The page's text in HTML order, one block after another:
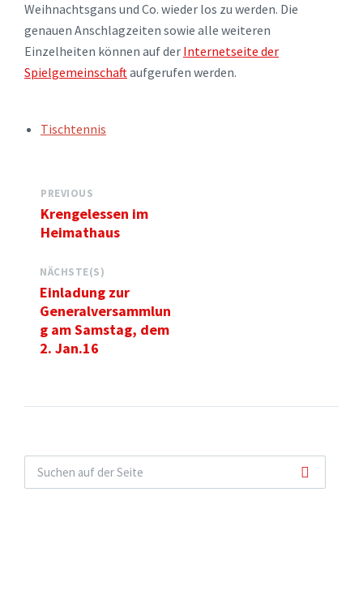
Weihnachtsgans und Co. wieder los zu werden. Die
genauen Anschlagzeiten sowie alle weiteren
Einzelheiten können auf der Internetseite der
Spielgemeinschaftaufgerufen werden.
TAGS:Tischtennis
PREVIOUS
Krengelessen im
Heimathaus
NÄCHSTE(S)
Einladung zur
Generalversammlun
g am Samstag, dem
2. Jan.16